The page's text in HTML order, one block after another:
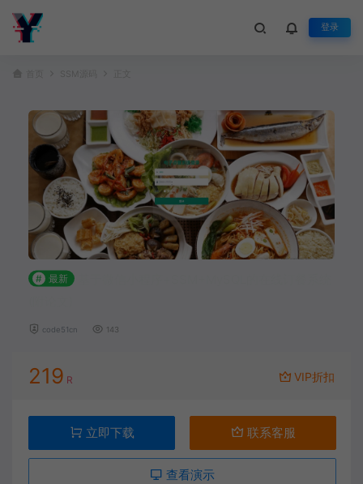
登录
# 最新
code51cn 143
219 R VIP折扣
立即下载 联系客服
查看演示